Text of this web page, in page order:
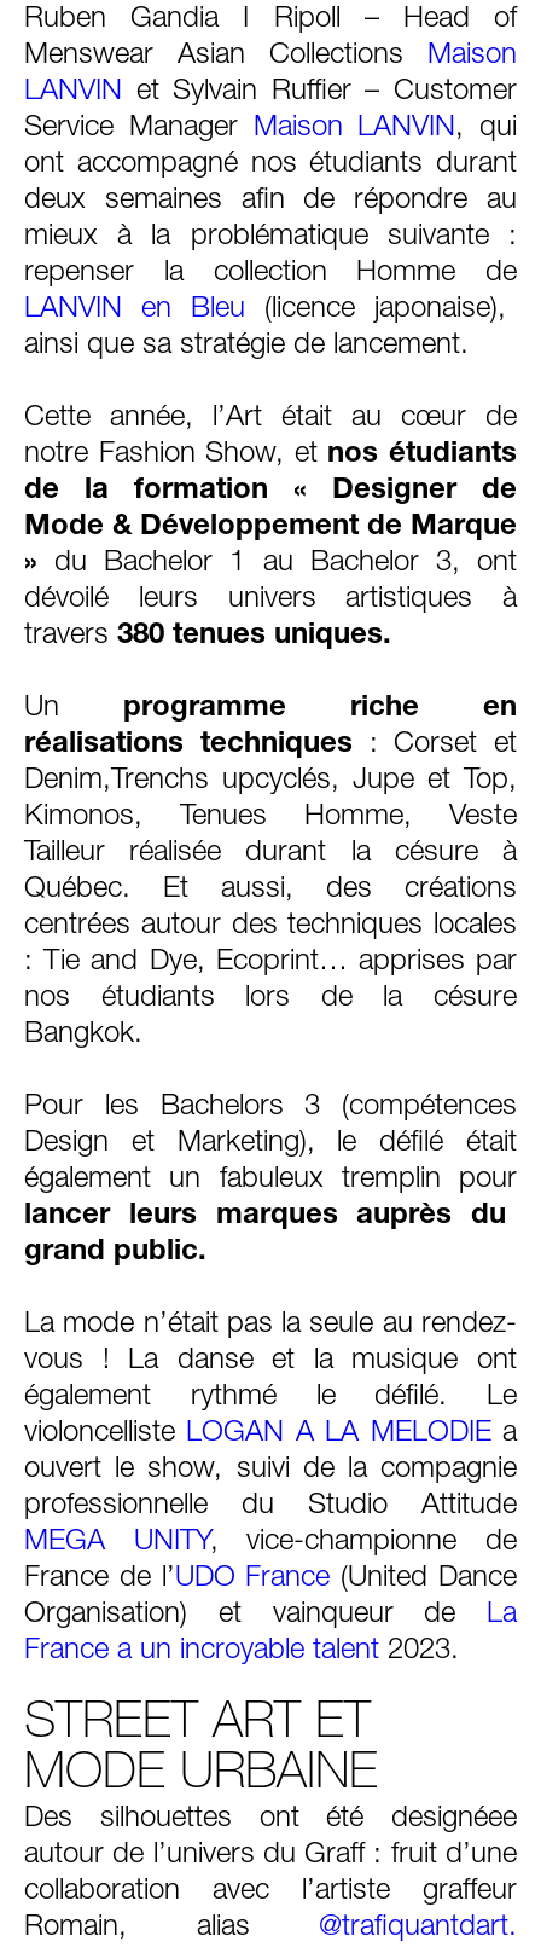
Ruben Gandia I Ripoll – Head of
Menswear Asian Collections Maison
LANVIN et Sylvain Ruffier – Customer
Service Manager Maison LANVIN, qui
ont accompagné nos étudiants durant
deux semaines afin de répondre au
mieux à la problématique suivante :
repenser la collection Homme de
LANVIN en Bleu (licence japonaise),
ainsi que sa stratégie de lancement.
Cette année, l’Art était au cœur de
notre Fashion Show, et nos étudiants
de la formation « Designer de
Mode & Développement de Marque
»
du Bachelor 1 au Bachelor 3, ont
dévoilé leurs univers artistiques à
travers 380 tenues uniques.
Un programme riche en
réalisations techniques: Corset et
Denim,Trenchs upcyclés, Jupe et Top,
Kimonos, Tenues Homme, Veste
Tailleur réalisée durant la césure à
Québec. Et aussi, des créations
centrées autour des techniques locales
: Tie and Dye, Ecoprint… apprises par
nos étudiants lors de la césure
Bangkok.
Pour les Bachelors 3 (compétences
Design et Marketing), le défilé était
également un fabuleux tremplin pour
lancer leurs marques auprès du
grand public.
La mode n’était pas la seule au rendez-
vous ! La danse et la musique ont
également rythmé le défilé. Le
violoncelliste LOGAN A LA MELODIEa
ouvert le show, suivi de la compagnie
professionnelle du Studio Attitude
MEGA UNITY, vice-championne de
France de l’UDO France (United Dance
Organisation) et vainqueur de La
France a un incroyable talent 2023.
STREET ART ET
MODE URBAINE
Des silhouettes ont été designéee
autour de l’univers du Graff : fruit d’une
collaboration avec l’artiste graffeur
Romain, alias @trafiquantdart.